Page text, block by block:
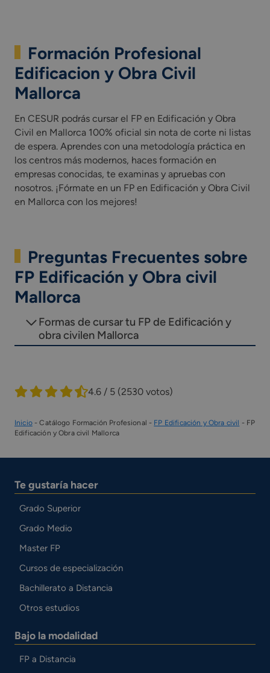
Formación Profesional
Edificacion y Obra Civil
Mallorca
En CESUR podrás cursar el FP en Edificación y Obra
Civil en Mallorca 100% oficial sin nota de corte ni listas
de espera. Aprendes con una metodología práctica en
los centros más modernos, haces formación en
empresas conocidas, te examinas y apruebas con
nosotros. ¡Fórmate en un FP en Edificación y Obra Civil
en Mallorca con los mejores!
Preguntas Frecuentes sobre
FP Edificación y Obra civil
Mallorca
Formas de cursar tu FP de Edificación y
obra civilen Mallorca
4.6 / 5 (2530 votos)
Inicio-Catálogo Formación Profesional - FP Edificación y Obra civil - FP
Edificación y Obra civil Mallorca
Te gustaría hacer
Grado Superior
Grado Medio
Master FP
Cursos de especialización
Bachillerato a Distancia
Otros estudios
Bajo la modalidad
FP a Distancia